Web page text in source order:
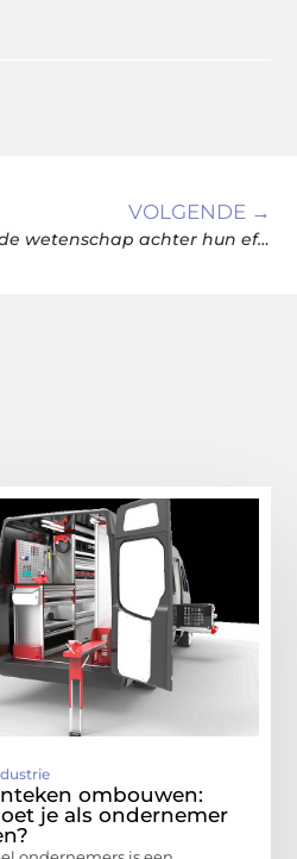
VOLGENDE →
Hoe werken anti-Snurkbeugels: Een diepgaande blik op de wetenschap achter hun effectiviteit
ombouwen:
je als ondernemer